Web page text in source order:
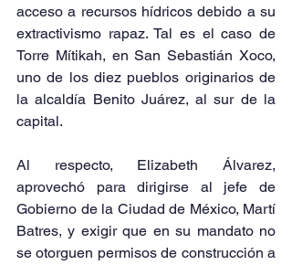
acceso a recursos hídricos debido a su
extractivismo rapaz. Tal es el caso de
Torre Mítikah, en San Sebastián Xoco,
uno de los diez pueblos originarios de
la alcaldía Benito Juárez, al sur de la
capital.
Al respecto, Elizabeth Álvarez,
aprovechó para dirigirse al jefe de
Gobierno de la Ciudad de México, Martí
Batres, y exigir que en su mandato no
se otorguen permisos de construcción a